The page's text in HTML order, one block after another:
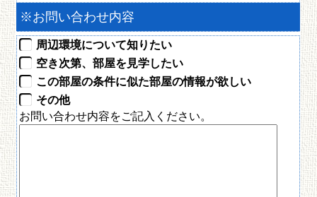
※お問い合わせ内容
周辺環境について知りたい
空き次第、部屋を見学したい
この部屋の条件に似た部屋の情報が欲しい
その他
お問い合わせ内容をご記入ください。